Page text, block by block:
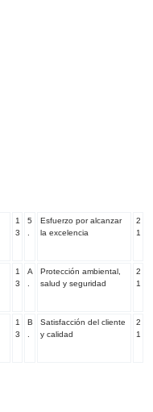
1
3
5
Esfuerzo por alcanzar
la excelencia
2
1
1
3
A
Protección ambiental,
salud y seguridad
2
1
1
3
B
Satisfacción del cliente
y calidad
2
1